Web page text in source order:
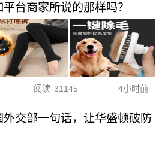
台商家所说的那样吗？
阅读 31145 4小时前
交部一句话，让华盛顿破防